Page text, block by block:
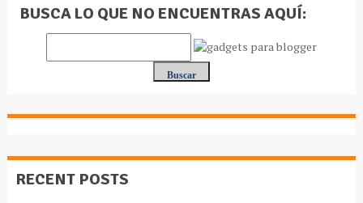
BUSCA LO QUE NO ENCUENTRAS AQUÍ:
RECENT POSTS